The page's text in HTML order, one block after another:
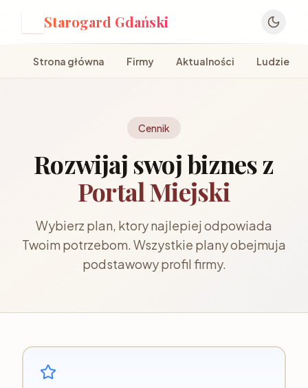
Starogard Gdański
Strona główna Firmy Aktualności Ludzie
Cennik
Rozwijaj swoj biznes z
Portal Miejski
Wybierz plan, ktory najlepiej odpowiada
Twoim potrzebom. Wszystkie plany obejmuja
podstawowy profil firmy.